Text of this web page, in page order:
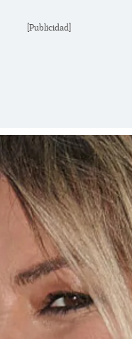
[Publicidad]